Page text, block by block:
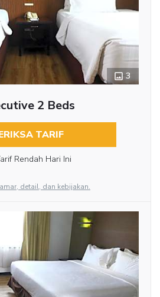
3
2 Beds
TARIF
Rendah Hari Ini
detail, dan kebijakan.